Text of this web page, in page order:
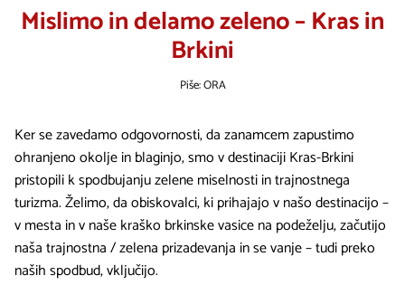
Mislimo in delamo zeleno – Kras in
Brkini
Piše: ORA
Ker se zavedamo odgovornosti, da zanamcem zapustimo
ohranjeno okolje in blaginjo, smo v destinaciji Kras-Brkini
pristopili k spodbujanju zelene miselnosti in trajnostnega
turizma. Želimo, da obiskovalci, ki prihajajo v našo destinacijo –
v mesta in v naše kraško brkinske vasice na podeželju, začutijo
naša trajnostna / zelena prizadevanja in se vanje – tudi preko
naših spodbud, vključijo.